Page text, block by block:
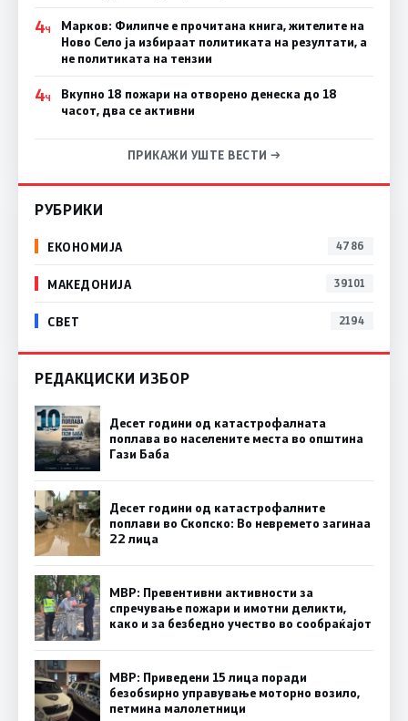
4Ч
Марков: Филипче е прочитана книга, жителите на
Ново Село ја избираат политиката на резултати, а
не политиката на тензии
4Ч
Вкупно 18 пожари на отворено денеска до 18
часот, два се активни
ПРИКАЖИ УШТЕ ВЕСТИ →
РУБРИКИ
ЕКОНОМИЈА 4786
МАКЕДОНИЈА 39101
СВЕТ 2194
РЕДАКЦИСКИ ИЗБОР
Десет години од катастрофалната
поплава во населените места во општина
Гази Баба
Десет години од катастрофалните
поплави во Скопско: Во невремето загинаа
22 лица
МВР: Превентивни активности за
спречување пожари и имотни деликти,
како и за безбедно учество во сообраќајот
МВР: Приведени 15 лица поради
безобѕирно управување моторно возило,
петмина малолетници